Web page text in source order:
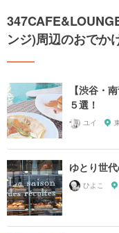
ンジ)周辺のおでか
【渋谷・
５選！
ユイ
ゆとり世
ひよこ